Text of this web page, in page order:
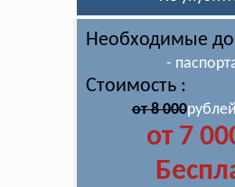
Необходимые
-
Стоимость :
от 8 000
от 7